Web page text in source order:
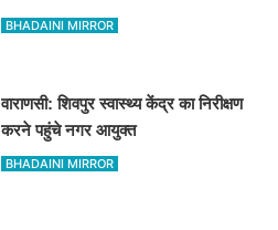
मिलेगी 100% छूट
BHADAINI MIRROR
वाराणसी: शिवपुर स्वास्थ्य केंद्र का निरीक्षण
करने पहुंचे नगर आयुक्त
BHADAINI MIRROR